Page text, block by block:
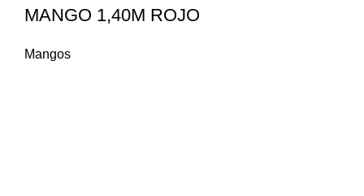
MANGO 1,40M ROJO
Mangos